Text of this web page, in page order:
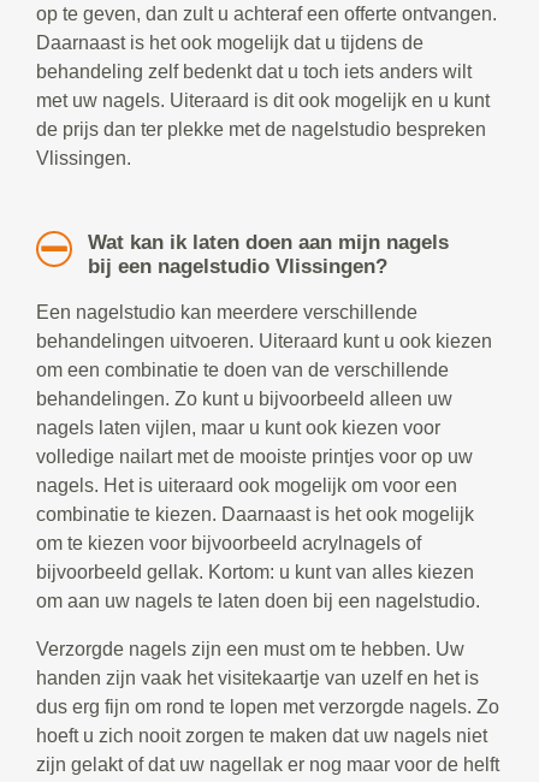
op te geven, dan zult u achteraf een offerte ontvangen.
Daarnaast is het ook mogelijk dat u tijdens de
behandeling zelf bedenkt dat u toch iets anders wilt
met uw nagels. Uiteraard is dit ook mogelijk en u kunt
de prijs dan ter plekke met de nagelstudio bespreken
Vlissingen.
Wat kan ik laten doen aan mijn nagels
bij een nagelstudio Vlissingen?
Een nagelstudio kan meerdere verschillende
behandelingen uitvoeren. Uiteraard kunt u ook kiezen
om een combinatie te doen van de verschillende
behandelingen. Zo kunt u bijvoorbeeld alleen uw
nagels laten vijlen, maar u kunt ook kiezen voor
volledige nailart met de mooiste printjes voor op uw
nagels. Het is uiteraard ook mogelijk om voor een
combinatie te kiezen. Daarnaast is het ook mogelijk
om te kiezen voor bijvoorbeeld acrylnagels of
bijvoorbeeld gellak. Kortom: u kunt van alles kiezen
om aan uw nagels te laten doen bij een nagelstudio.
Verzorgde nagels zijn een must om te hebben. Uw
handen zijn vaak het visitekaartje van uzelf en het is
dus erg fijn om rond te lopen met verzorgde nagels. Zo
hoeft u zich nooit zorgen te maken dat uw nagels niet
zijn gelakt of dat uw nagellak er nog maar voor de helft